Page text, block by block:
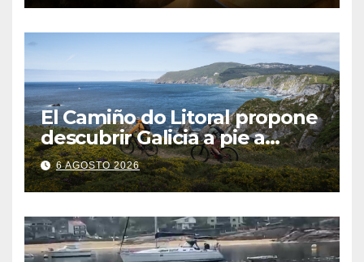
El Camiño do Litoral propone
descubrir Galicia a pie a
través de más de 1.300
kilómetros
6 AGOSTO 2026